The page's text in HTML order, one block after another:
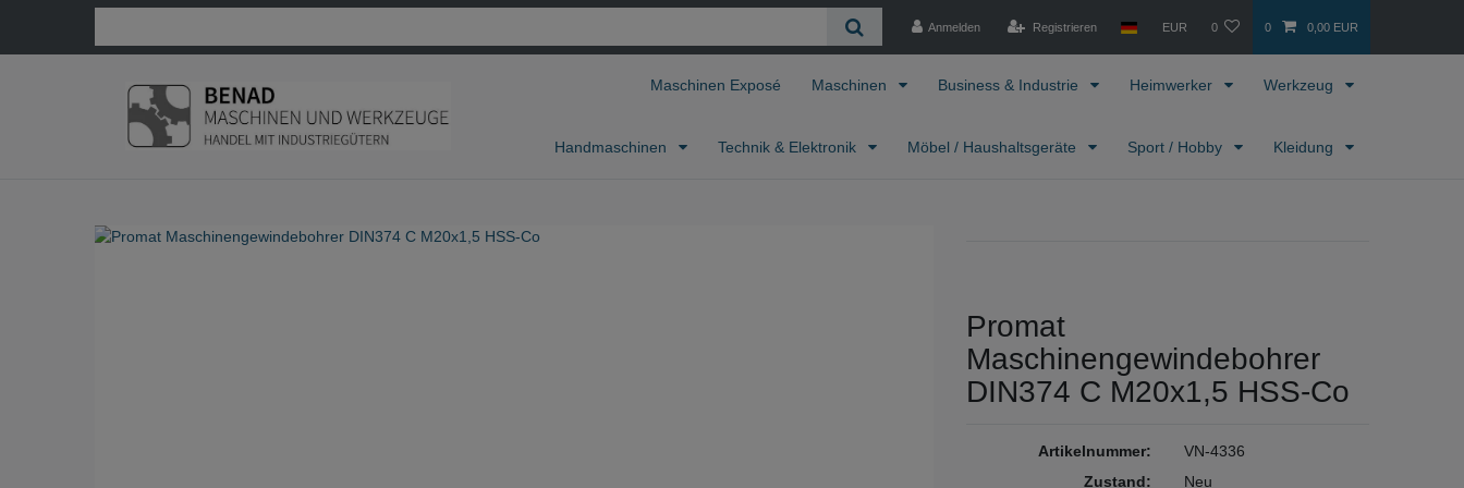
Anmelden Registrieren EUR 0 0 0,00 EUR
Maschinen Exposé Maschinen Business & Industrie Heimwerker Werkzeug
Handmaschinen Technik & Elektronik Möbel / Haushaltsgeräte Sport / Hobby Kleidung
Promat
Maschinengewindebohrer
DIN374 C M20x1,5 HSS-Co
Artikelnummer:
Zustand:
VN-4336
Neu